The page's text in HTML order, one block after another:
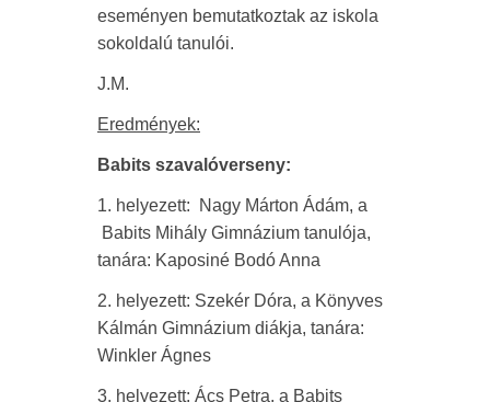
eseményen bemutatkoztak az iskola
sokoldalú tanulói.
J.M.
Eredmények:
Babits szavalóverseny:
1. helyezett: Nagy Márton Ádám, a
Babits Mihály Gimnázium tanulója,
tanára: Kaposiné Bodó Anna
2. helyezett: Szekér Dóra, a Könyves
Kálmán Gimnázium diákja, tanára:
Winkler Ágnes
3. helyezett: Ács Petra, a Babits